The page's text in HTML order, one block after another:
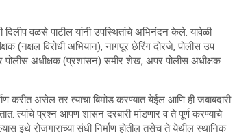
दिलीप वळसे पाटील यांनी उपस्थितांचे अभिनंदन केले. यावेळी
(नक्षल विरोधी अभियान), नागपूर छेरिंग दोरजे, पोलीस उप
पोलीस अधीक्षक (प्रशासन) समीर शेख, अपर पोलीस अधीक्षक
करीत असेल तर त्याचा बिमोड करण्यात येईल आणि ही जबाबदारी
त्यांचे प्रश्न आपण शासन दरबारी मांडणार व ते पूर्ण करण्याचे
इथे रोजगाराच्या संधी निर्माण होतील तसेच ते येथील स्थानिक